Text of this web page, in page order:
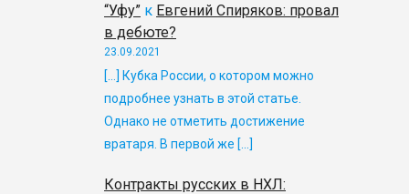
“Уфу” к Евгений Спиряков: провал
в дебюте?
23.09.2021
[…] Кубка России, о котором можно
подробнее узнать в этой статье.
Однако не отметить достижение
вратаря. В первой же […]
Контракты русских в НХЛ: